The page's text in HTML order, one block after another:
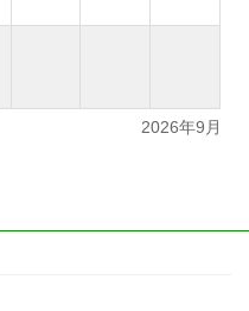
2026年9月